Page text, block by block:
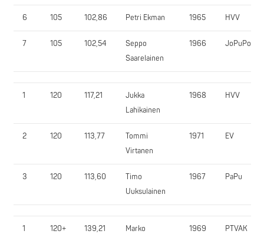
6 105 102,86 Petri Ekman 1965 HVV
7 105 102,54
Seppo
Saarelainen
1966 JoPuPo
1 120 117,21
Jukka
Lahikainen
1968 HVV
2 120 113,77
Tommi
Virtanen
1971 EV
3 120 113,60
Timo
Uuksulainen
1967 PaPu
1 120+ 139,21
Marko
1969 PTVAK